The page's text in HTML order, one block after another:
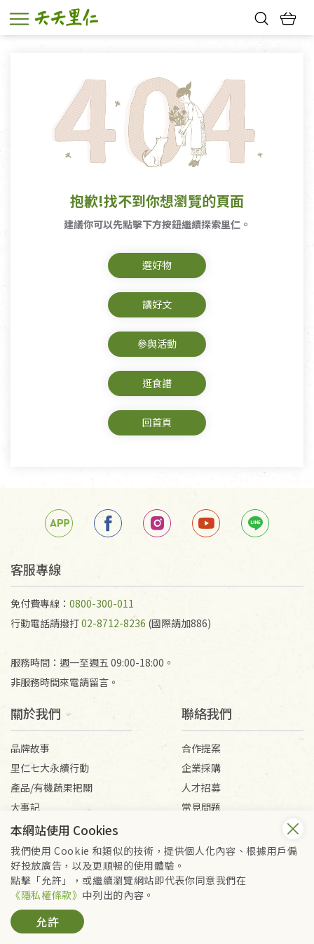
抱歉!找不到你想瀏覽的頁面
建議你可以先點擊下方按鈕繼續探索里仁。
選好物
讀好文
參與活動
逛食譜
回首頁
客服專線
免付費專線： 0800-300-011
行動電話請撥打02-8712-8236 (國際請加886)
服務時間：週一至週五 09:00-18:00。
非服務時間來電請留言。
關於我們
品牌故事
里仁七大永續行動
產品/有機蔬果把關
大事記
媒體報導
聯絡我們
合作提案
企業採購
人才招募
常見問題
會員服務條款
隱私權政策
Copyright © 2026 里仁事業股份有限公司(統編：16301262) /
里仁網購股份有限公司(統編：25149752)
本網站使用 Cookies
我們使用 Cookie 和類似的技術，提供個人化內容、根據用戶偏
好投放廣告，以及更順暢的使用體驗。
點擊「允許」，或繼續瀏覽網站即代表你同意我們在
《隱私權條款》 中列出的內容。
允許